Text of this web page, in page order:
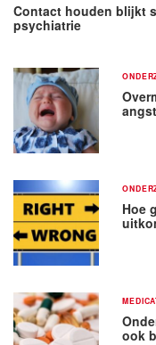
Contact houden blijkt
psychiatrie
Hoe
ook